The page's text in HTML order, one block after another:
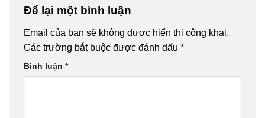
Để lại một bình luận
Email của bạn sẽ không được hiển thị công khai.
Các trường bắt buộc được đánh dấu *
Bình luận *